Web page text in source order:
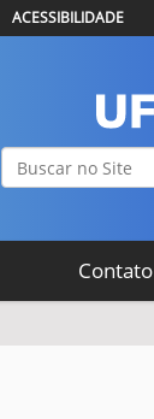
ACESSIBILIDADE
Contato